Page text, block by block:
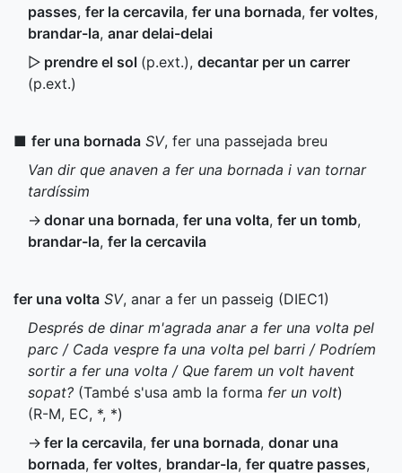
passes, fer la cercavila, fer una bornada, fer voltes,
brandar-la, anar delai-delai
▷ prendre el sol (p.ext.), decantar per un carrer
(p.ext.)
■ fer una bornada SV, fer una passejada breu
Van dir que anaven a fer una bornada i van tornar
tardíssim
→ donar una bornada, fer una volta, fer un tomb,
brandar-la, fer la cercavila
fer una volta SV, anar a fer un passeig (DIEC1)
Després de dinar m'agrada anar a fer una volta pel
parc / Cada vespre fa una volta pel barri / Podríem
sortir a fer una volta / Que farem un volt havent
sopat? (També s'usa amb la forma fer un volt)
(R-M, EC, *, *)
→ fer la cercavila, fer una bornada, donar una
bornada, fer voltes, brandar-la, fer quatre passes,